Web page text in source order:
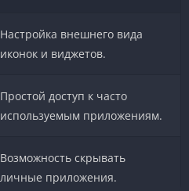
Настройка внешнего вида
иконок и виджетов.
Простой доступ к часто
используемым приложениям.
Возможность скрывать
личные приложения.